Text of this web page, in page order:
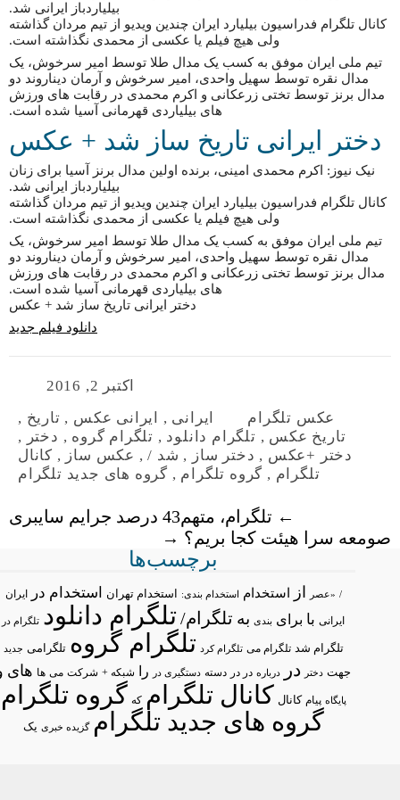
بیلیاردباز ایرانی شد.
کانال تلگرام فدراسیون بیلیارد ایران چندین ویدیو از تیم مردان گذاشته
ولی هیچ فیلم یا عکسی از محمدی نگذاشته است.
تیم ملی ایران موفق به کسب یک مدال طلا توسط امیر سرخوش، یک
مدال نقره توسط سهیل واحدی، امیر سرخوش و آرمان دیناروند دو
مدال برنز توسط تختی زرعکانی و اکرم محمدی در رقابت های ورزش
های بیلیاردی قهرمانی آسیا شده است.
دختر ایرانی تاریخ ساز شد + عکس
نیک نیوز: اکرم محمدی امینی، برنده اولین مدال برنز آسیا برای زنان
بیلیاردباز ایرانی شد.
کانال تلگرام فدراسیون بیلیارد ایران چندین ویدیو از تیم مردان گذاشته
ولی هیچ فیلم یا عکسی از محمدی نگذاشته است.
تیم ملی ایران موفق به کسب یک مدال طلا توسط امیر سرخوش، یک
مدال نقره توسط سهیل واحدی، امیر سرخوش و آرمان دیناروند دو
مدال برنز توسط تختی زرعکانی و اکرم محمدی در رقابت های ورزش
های بیلیاردی قهرمانی آسیا شده است.
دختر ایرانی تاریخ ساز شد + عکس
دانلود فیلم جدید
اکتبر 2, 2016
عکس تلگرام
ایرانی, ایرانی عکس, تاریخ,
تاریخ عکس, تلگرام دانلود, تلگرام گروه, دختر,
دختر +عکس, دختر ساز, شد / , عکس ساز, کانال
تلگرام, گروه تلگرام , گروه های جدید تلگرام
←تلگرام، متهم43 درصد جرایم سایبری
صومعه سرا هیئت کجا بریم؟→
برچسب‌ها
«عصر از استخدام استخدام بندی: استخدام تهران استخدام در ایران
ایرانی با برای بندی بهتلگرام/تلگرام دانلود تلگرام در
تلگرام شد تلگرام می تلگرام کرد تلگرام گروه تلگرامی جدید
جهت دختر در درباره در در دسته دستگیری در را شبکه + شرکت می ها های و
پایگاه پیام کانال کانال تلگرام که گروه تلگرام
گروه های جدید تلگرام گزیده خبری یک